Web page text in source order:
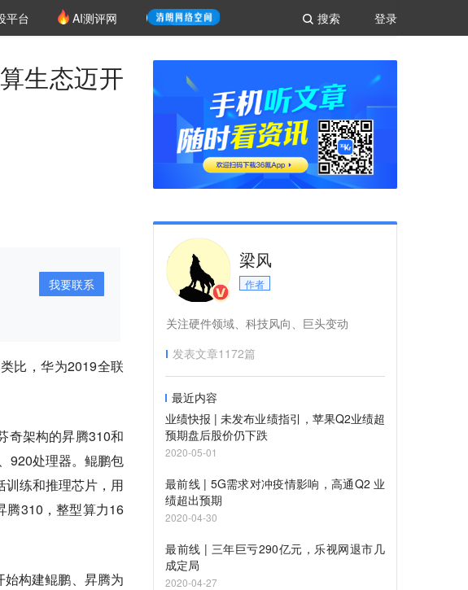
登录
搜索
平台 AI测评网
生态迈开
我要联系
比，华为2019全联
奇架构的昇腾310和
920处理器。鲲鹏包
训练和推理芯片，用
腾310，整型算力16
构建鲲鹏、昇腾为
梁风
作者
关注硬件领域、科技风向、巨头变动
发表文章1172篇
最近内容
业绩快报 | 未发布业绩指引，苹果Q2业绩超
预期盘后股价仍下跌
2020-05-01
最前线 | 5G需求对冲疫情影响，高通Q2 业
绩超出预期
2020-04-30
最前线 | 三年巨亏290亿元，乐视网退市几
成定局
2020-04-27